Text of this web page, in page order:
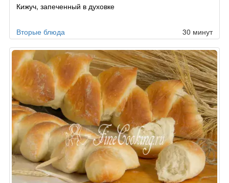
Кижуч, запеченный в духовке
Вторые блюда 30 минут